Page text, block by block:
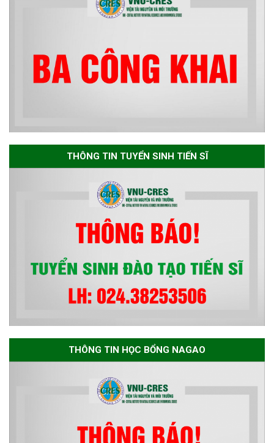
ban chuyên môn đánh giá hồ
sơ chuyên môn cho các thí sinh
dự tuyển nghiên cứu sinh đợt 1
Thông báo danh sách thí sinh
đủ điều kiện dự tuyển Chương
trình đào tạo tiến sĩ chuyên
ngành Môi trường và phát triển
bền vững đợt 1 năm 2026
THÔNG TIN TUYỂN SINH TIẾN SĨ
THÔNG TIN HỌC BỔNG NAGAO